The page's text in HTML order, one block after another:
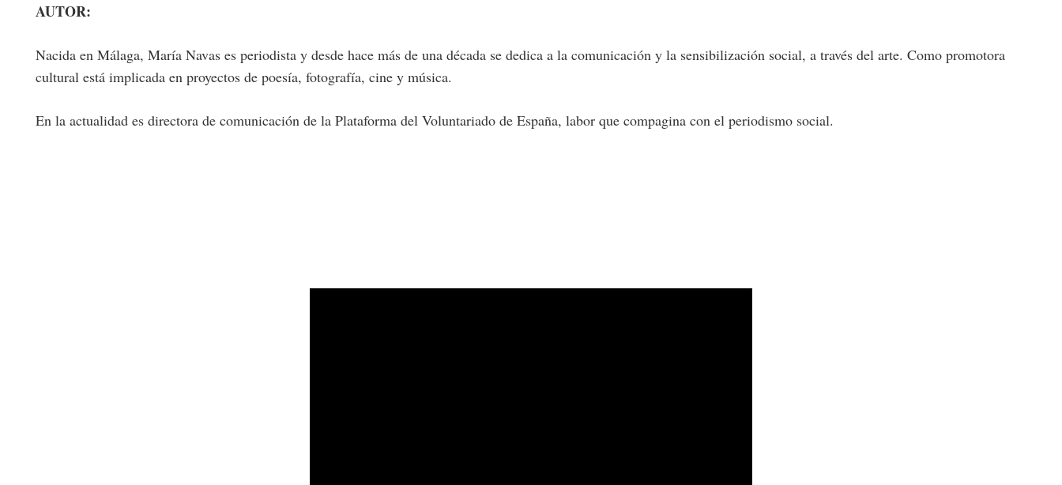
AUTOR:
Nacida en Málaga, María Navas es periodista y desde hace más de una década se dedica a la comunicación y la sensibilización social, a través del arte. Como promotora
cultural está implicada en proyectos de poesía, fotografía, cine y música.
En la actualidad es directora de comunicación de la Plataforma del Voluntariado de España, labor que compagina con el periodismo social.